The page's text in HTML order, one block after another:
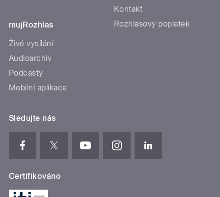
mujRozhlas
Živé vysílání
Audioarchiv
Podcasty
Mobilní aplikace
Kontakt
Rozhlasový poplatek
Sledujte nás
Certifikováno